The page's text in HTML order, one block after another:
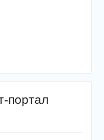
портал